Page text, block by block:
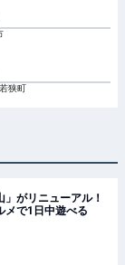
狭町
」がリニューアル！
メで1日中遊べる